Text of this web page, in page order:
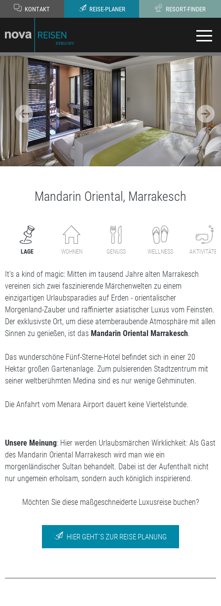
KONTAKT REISE-PLANER RESORT-FINDER
Mandarin Oriental, Marrakesch
LAGE WOHNEN GENUSS WELLNESS AKTIVITÄTEN
It's a kind of magic: Mitten im tausend Jahre alten Marrakesch
vereinen sich zwei faszinierende Märchenwelten zu einem
einzigartigen Urlaubsparadies auf Erden - orientalischer
Morgenland-Zauber und raffinierter asiatischer Luxus vom Feinsten.
Der exklusivste Ort, um diese atemberaubende Atmosphäre mit allen
Sinnen zu genießen, ist das Mandarin Oriental Marrakesch.
Das wunderschöne Fünf-Sterne-Hotel befindet sich in einer 20
Hektar großen Gartenanlage. Zum pulsierenden Stadtzentrum mit
seiner weltberühmten Medina sind es nur wenige Gehminuten.
Die Anfahrt vom Menara Airport dauert keine Viertelstunde.
Unsere Meinung: Hier werden Urlaubsmärchen Wirklichkeit: Als Gast
des Mandarin Oriental Marrakesch wird man wie ein
morgenländischer Sultan behandelt. Dabei ist der Aufenthalt nicht
nur ungemein erholsam, sondern auch königlich inspirierend.
Möchten Sie diese maßgeschneiderte Luxusreise buchen?
HIER GEHT´S ZUR REISE PLANUNG